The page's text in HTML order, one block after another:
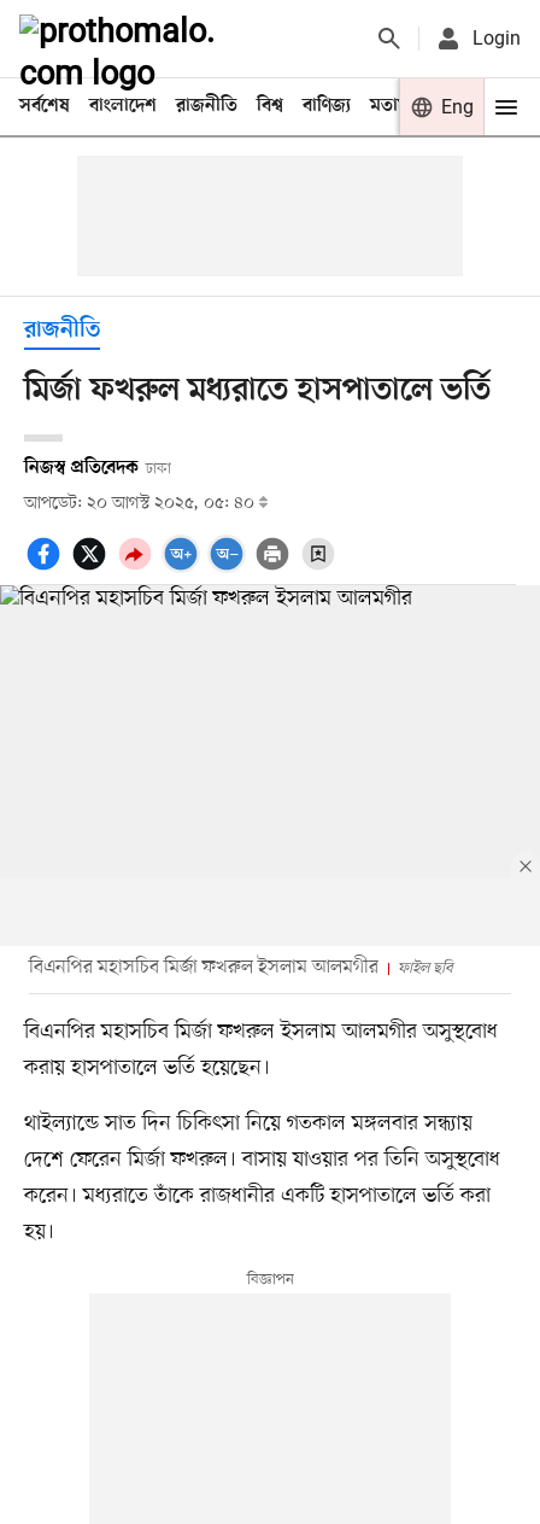
Login
সর্বশেষ বাংলাদেশ রাজনীতি বিশ্ব বাণিজ্য মতামত খেলা
Eng
রাজনীতি
মির্জা ফখরুল মধ্যরাতে হাসপাতালে ভর্তি
নিজস্ব প্রতিবেদক ঢাকা
আপডেট: ২০ আগস্ট ২০২৫, ০৫: ৪০
বিএনপির মহাসচিব মির্জা ফখরুল ইসলাম আলমগীর ফাইল ছবি
বিএনপির মহাসচিব মির্জা ফখরুল ইসলাম আলমগীর অসুস্থবোধ
করায় হাসপাতালে ভর্তি হয়েছেন।
থাইল্যান্ডে সাত দিন চিকিৎসা নিয়ে গতকাল মঙ্গলবার সন্ধ্যায়
দেশে ফেরেন মির্জা ফখরুল। বাসায় যাওয়ার পর তিনি অসুস্থবোধ
করেন। মধ্যরাতে তাঁকে রাজধানীর একটি হাসপাতালে ভর্তি করা
হয়।